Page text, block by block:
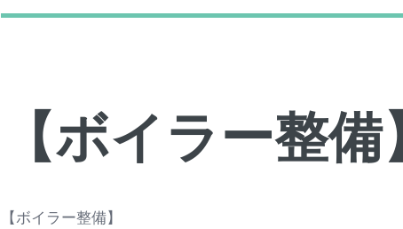
【ボイラー整備】
【ボイラー整備】